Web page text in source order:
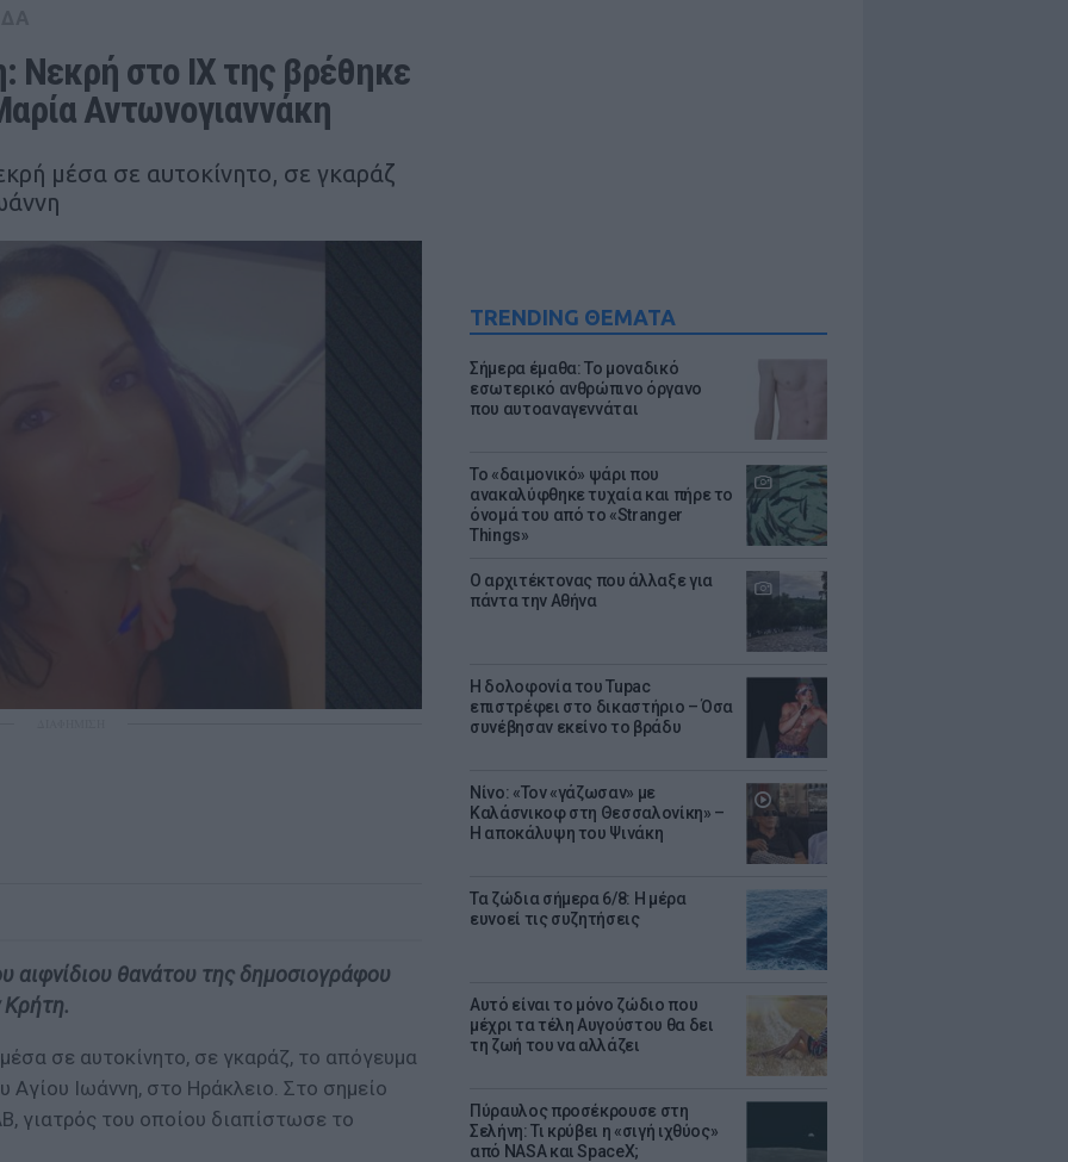
TRENDING ΘΕΜΑΤΑ
Σήμερα έμαθα: Το μοναδικό
εσωτερικό ανθρώπινο όργανο
που αυτοαναγεννάται
Το «δαιμονικό» ψάρι που
ανακαλύφθηκε τυχαία και πήρε το
όνομά του από το «Stranger
Things»
Ο αρχιτέκτονας που άλλαξε για
πάντα την Αθήνα
Η δολοφονία του Tupac
επιστρέφει στο δικαστήριο – Όσα
συνέβησαν εκείνο το βράδυ
Νίνο: «Τον «γάζωσαν» με
Καλάσνικοφ στη Θεσσαλονίκη» –
Η αποκάλυψη του Ψινάκη
Τα ζώδια σήμερα 6/8: Η μέρα
ευνοεί τις συζητήσεις
Αυτό είναι το μόνο ζώδιο που
μέχρι τα τέλη Αυγούστου θα δει
τη ζωή του να αλλάζει
Πύραυλος προσέκρουσε στη
Σελήνη: Τι κρύβει η «σιγή ιχθύος»
από NASA και SpaceX;
Νεκρή στο ΙΧ της βρέθηκε
Αντωνογιαννάκη
μέσα σε αυτοκίνητο, σε γκαράζ
αιφνίδιου θανάτου της δημοσιογράφου
Κρήτη.
σε αυτοκίνητο, σε γκαράζ, το απόγευμα
Αγίου Ιωάννη, στο Ηράκλειο. Στο σημείο
γιατρός του οποίου διαπίστωσε το